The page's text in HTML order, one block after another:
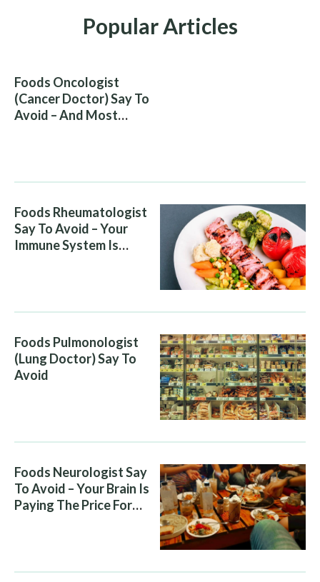
Popular Articles
Foods Oncologist
(Cancer Doctor) Say To
Avoid – And Most
Foods Rheumatologist
Say To Avoid – Your
Immune System Is
Foods Pulmonologist
(Lung Doctor) Say To
Avoid
Foods Neurologist Say
To Avoid – Your Brain Is
Paying The Price For